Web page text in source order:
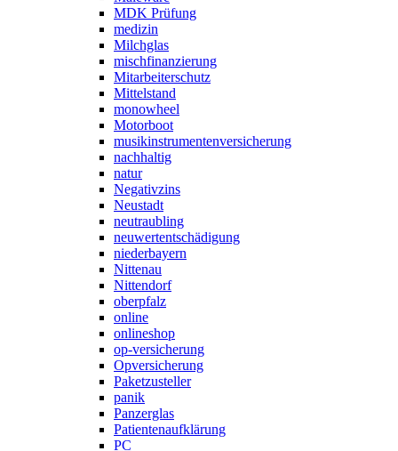
MDK Prüfung
medizin
Milchglas
mischfinanzierung
Mitarbeiterschutz
Mittelstand
monowheel
Motorboot
musikinstrumentenversicherung
nachhaltig
natur
Negativzins
Neustadt
neutraubling
neuwertentschädigung
niederbayern
Nittenau
Nittendorf
oberpfalz
online
onlineshop
op-versicherung
Opversicherung
Paketzusteller
panik
Panzerglas
Patientenaufklärung
PC